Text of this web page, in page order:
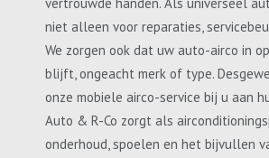
niet alleen voor reparaties,
We zorgen ook dat uw auto-airco in
blijft, ongeacht merk of type.
onze mobiele airco-service bij u aan
Auto & R-Co zorgt als
onderhoud, spoelen en het bijvullen